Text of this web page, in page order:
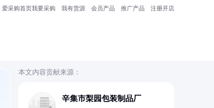
爱采购首页我要采购 我有货源 会员产品 推广产品 注册开店
本文内容贡献来源：
辛集市梨园包装制品厂